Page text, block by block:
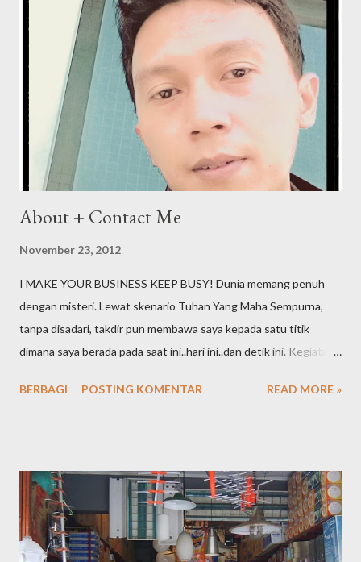
About + Contact Me
November 23, 2012
I MAKE YOUR BUSINESS KEEP BUSY! Dunia memang penuh
dengan misteri. Lewat skenario Tuhan Yang Maha Sempurna,
tanpa disadari, takdir pun membawa saya kepada satu titik
dimana saya berada pada saat ini..hari ini..dan detik ini. Kegiatan
berkelanjutan hingga akhirnya menjadi sebuah profesi. Embel-
lakukan dan apa yang menjadi tugas pokok saya adalah satu,
berusaha mendaratkan kata kunci / keyword dari klien untuk bisa
berada di halaman 1 Google.co.id dengan semulus dan se-efektif
mungkin dengan rentang waktu tertentu dengan tujuan
BERBAGI POSTING KOMENTAR READ MORE »